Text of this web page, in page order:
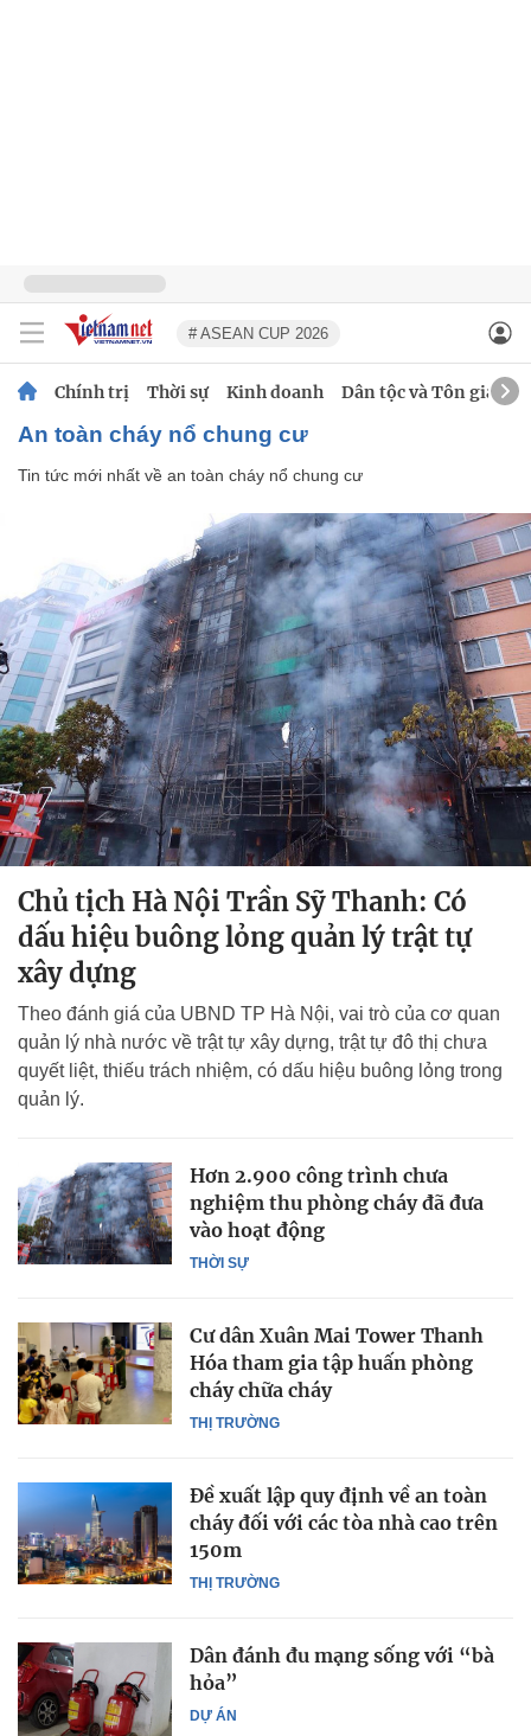
# ASEAN CUP 2026
Chính trị Thời sự Kinh doanh Dân tộc và Tôn giáo
an toàn cháy nổ chung cư
Tin tức mới nhất về an toàn cháy nổ chung cư
Chủ tịch Hà Nội Trần Sỹ Thanh: Có
dấu hiệu buông lỏng quản lý trật tự
xây dựng
Theo đánh giá của UBND TP Hà Nội, vai trò của cơ quan
quản lý nhà nước về trật tự xây dựng, trật tự đô thị chưa
quyết liệt, thiếu trách nhiệm, có dấu hiệu buông lỏng trong
quản lý.
THỜI SỰ
Hơn 2.900 công trình chưa
nghiệm thu phòng cháy đã đưa
vào hoạt động
THỊ TRƯỜNG
Cư dân Xuân Mai Tower Thanh
Hóa tham gia tập huấn phòng
cháy chữa cháy
THỊ TRƯỜNG
Đề xuất lập quy định về an toàn
cháy đối với các tòa nhà cao trên
150m
DỰ ÁN
Dân đánh đu mạng sống với “bà
hỏa”